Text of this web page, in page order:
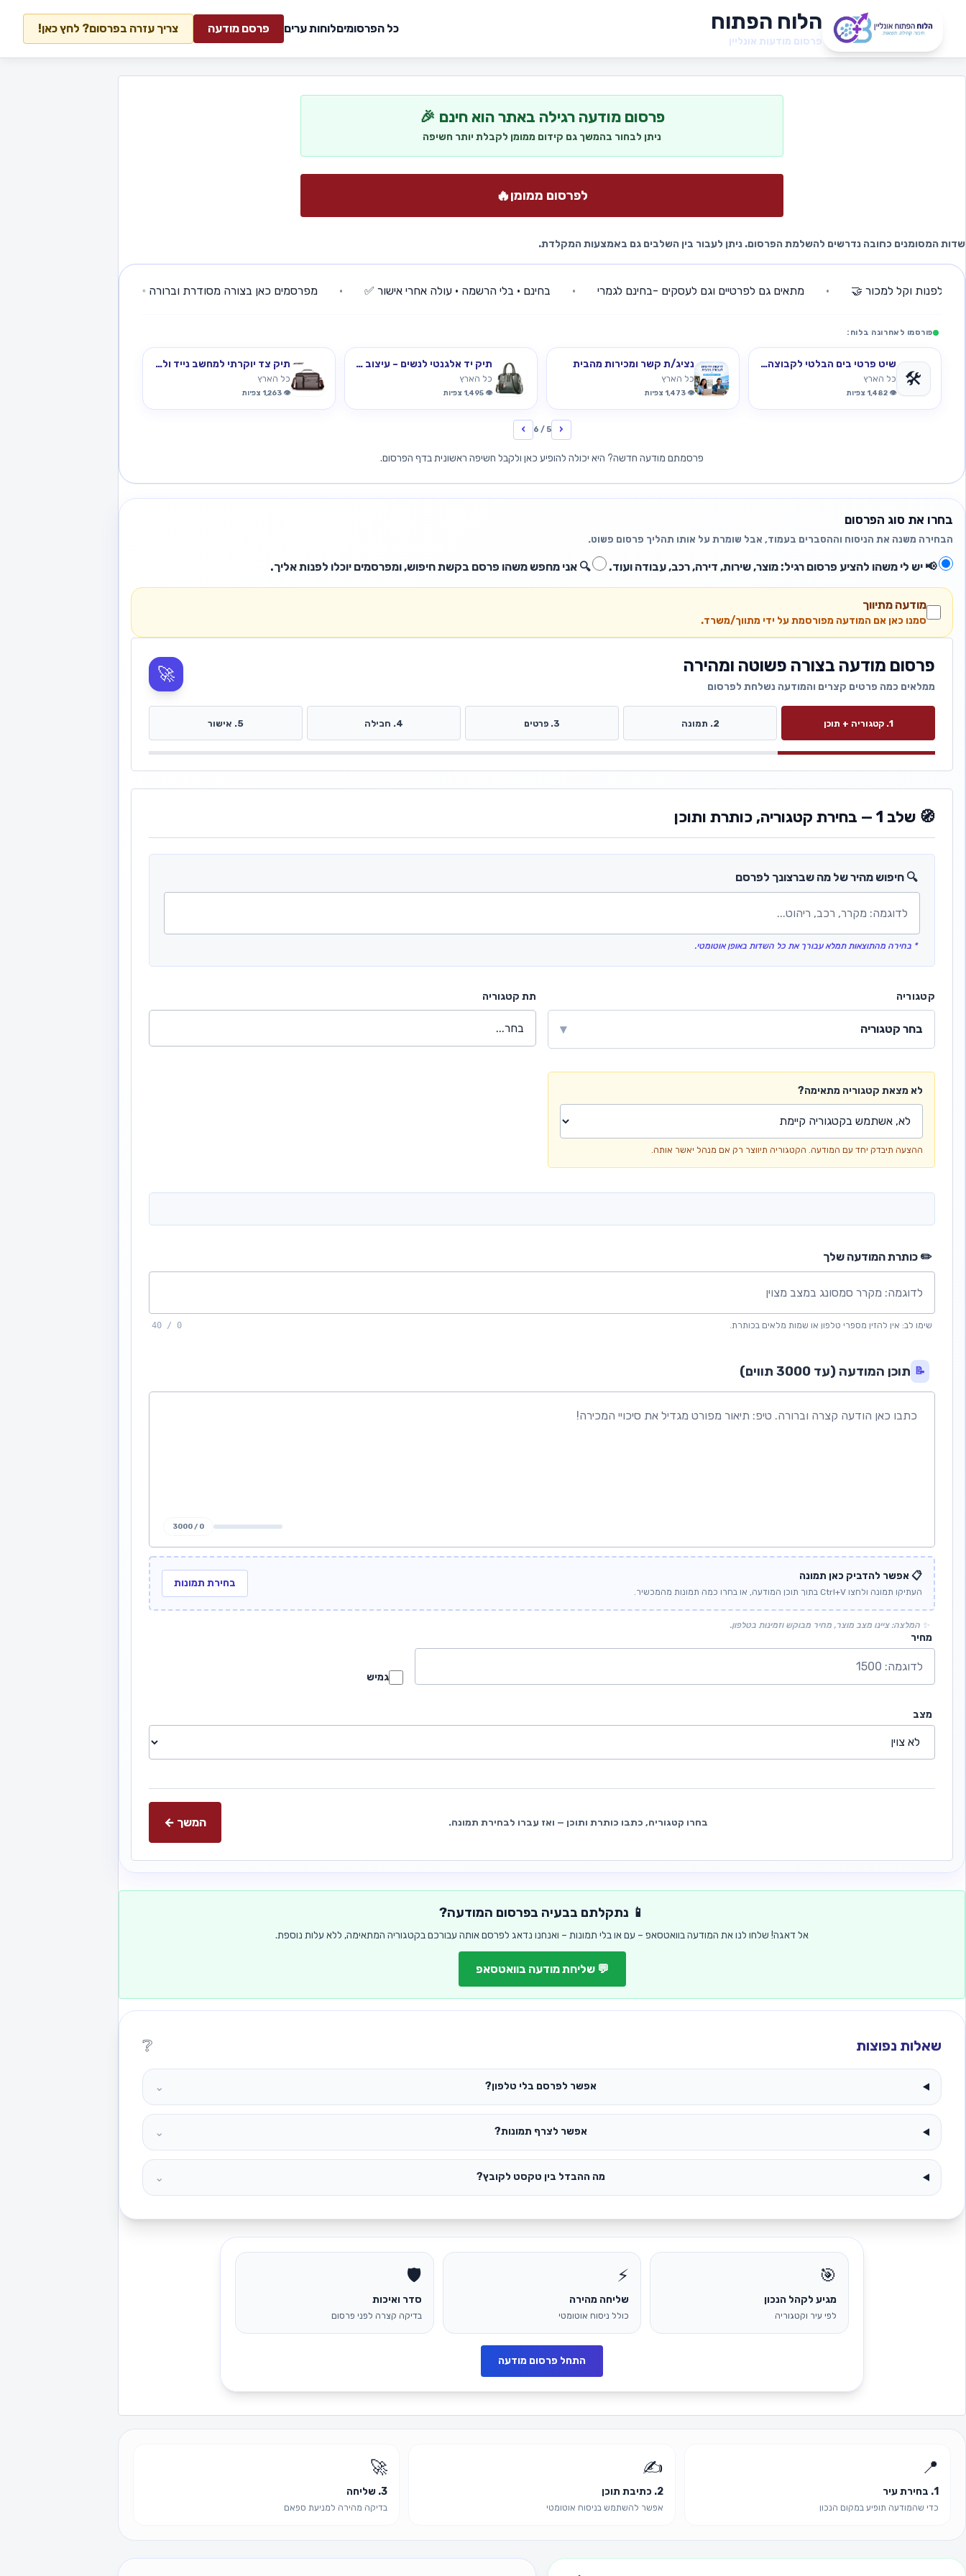
הלוח הפתוח
פרסום מודעות אונליין
כל הפרסומיםלוחות ערים פרסם מודעה צריך עזרה בפרסום? לחץ כאן!
פרסום מודעה רגילה באתר הוא חינם 🎉
ניתן לבחור בהמשך גם קידום ממומן לקבלת יותר חשיפה
לפרסום ממומן🔥
שדות המסומנים כחובה נדרשים להשלמת הפרסום. ניתן לעבור בין השלבים גם באמצעות המקלדת.
וקל למכור 🤝 • מתאים גם לפרטיים וגם לעסקים -בחינם לגמרי • בחינם • בלי הרשמה • עולה אחרי אישור ✅ • מפרסמים כאן בצורה מסודרת וברורה ✨ •
פורסמו לאחרונה בלוח:
🛠️
שיט פרטי בים הבלטי לקבוצה של 2–3 אנשים
כל הארץ
👁️ 1,482 צפיות
נציג/ת קשר ומכירות מהבית
כל הארץ
👁️ 1,473 צפיות
תיק יד אלגנטי לנשים – עיצוב יוקרתי עם רצ
כל הארץ
👁️ 1,495 צפיות
תיק צד יוקרתי למחשב נייד ולעסקים
כל הארץ
👁️ 1,263 צפיות
‹
5 / 6
›
פרסמתם מודעה חדשה? היא יכולה להופיע כאן ולקבל חשיפה ראשונית בדף הפרסום.
בחרו את סוג הפרסום
הבחירה משנה את הניסוח וההסברים בעמוד, אבל שומרת על אותו תהליך פרסום פשוט.
📢 יש לי משהו להציע פרסום רגיל: מוצר, שירות, דירה, רכב, עבודה ועוד. 🔍 אני מחפש משהו פרסם בקשת חיפוש, ומפרסמים יוכלו לפנות אליך.
מודעה מתיווך
סמנו כאן אם המודעה מפורסמת על ידי מתווך/משרד.
פרסום מודעה בצורה פשוטה ומהירה
ממלאים כמה פרטים קצרים והמודעה נשלחת לפרסום
🚀
1. קטגוריה + תוכן 2. תמונה 3. פרטים 4. חבילה 5. אישור
🧭 שלב 1 — בחירת קטגוריה, כותרת ותוכן
🔍 חיפוש מהיר של מה שברצונך לפרסם
* בחירה מהתוצאות תמלא עבורך את כל השדות באופן אוטומטי.
קטגוריה
בחר קטגוריה ▾
תת קטגוריה
לא מצאת קטגוריה מתאימה?
ההצעה תיבדק יחד עם המודעה. הקטגוריה תיווצר רק אם מנהל יאשר אותה.
✏️ כותרת המודעה שלך
שימו לב: אין להזין מספרי טלפון או שמות מלאים בכותרת. 0 / 40
📝 תוכן המודעה (עד 3000 תווים)
0 / 3000
📋 אפשר להדביק כאן תמונה
העתיקו תמונה ולחצו Ctrl+V בתוך תוכן המודעה, או בחרו כמה תמונות מהמכשיר.
בחירת תמונות
✨ המלצה: ציינו מצב מוצר, מחיר מבוקש וזמינות בטלפון.
מחיר
גמיש
מצב
בחרו קטגוריה, כתבו כותרת ותוכן — ואז עברו לבחירת תמונה. המשך ←
📱 נתקלתם בבעיה בפרסום המודעה?
אל דאגה! שלחו לנו את המודעה בוואטסאפ – עם או בלי תמונות – ואנחנו נדאג לפרסם אותה עבורכם בקטגוריה המתאימה, ללא עלות נוספת.
💬 שליחת מודעה בוואטסאפ
שאלות נפוצות ❔
אפשר לפרסם בלי טלפון? ⌄
אפשר לצרף תמונות? ⌄
מה ההבדל בין טקסט לקובץ? ⌄
🎯
מגיע לקהל הנכון
לפי עיר וקטגוריה
⚡
שליחה מהירה
כולל ניסוח אוטומטי
🛡️
סדר ואיכות
בדיקה קצרה לפני פרסום
התחל פרסום מודעה
📍
1. בחירת עיר
כדי שהמודעה תופיע במקום הנכון
✍️
2. כתיבת תוכן
אפשר להשתמש בניסוח אוטומטי
🚀
3. שליחה
בדיקה מהירה למניעת ספאם